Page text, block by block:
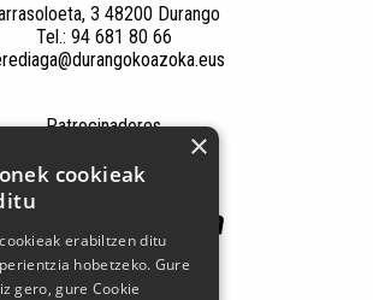
3 48200 Durango
Tel.: 94 681 80 66
Patrocinadores
×
cookieak
erabiltzen ditu
hobetzeko. Gure
gero, gure Cookie